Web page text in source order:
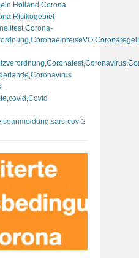
Holland ,Corona
Risikogebiet
,Corona-
,CoronaeinreiseVO,
,Coronatest,Coronavirus,
,Coronavirus
,covid ,Covid
,sars-cov-2